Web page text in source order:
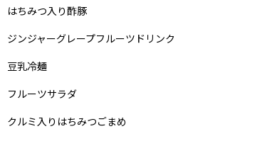
はちみつ入り酢豚
ジンジャーグレープフルーツドリンク
豆乳冷麺
フルーツサラダ
クルミ入りはちみつごまめ